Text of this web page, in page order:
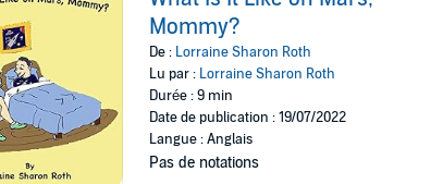
Mommy?
De : Lorraine Sharon Roth
Lu par : Lorraine Sharon Roth
Durée : 9 min
Date de publication : 19/07/2022
Langue : Anglais
Pas de notations